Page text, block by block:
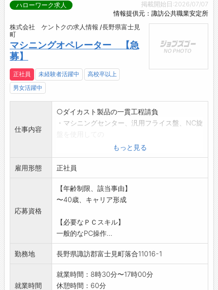
掲載開始日:2026/07/07
情報提供元：諏訪公共職業安定所
ハローワーク求人
株式会社 ケン卜クの求人情報 /長野県富士見
町
マシニングオペレーター 【急
募】
正社員 未経験者活躍中
高校卒以上
男女活躍中
仕事内容
○ダイカスト製品の一貫工程請負
・マシニングセンター、汎用フライス盤、NC旋
プログラミング、ダイカスト製品の二次加工
・三次元測定機を使用しての検査業務
・出荷作業(最大20Kg程度)
・製品の洗浄
*現在、従事している若手社員も未経験からスタ
ートです。
もっと見る
雇用形態 正社員
応募資格
【年齢制限、該当事由】
〜40歳、キャリア形成
【必要なＰＣスキル】
一般的なPC操作...
勤務地 長野県諏訪郡富士見町落合11016-1
就業時間
就業時間：8時30分〜17時00分
休憩時間：60分